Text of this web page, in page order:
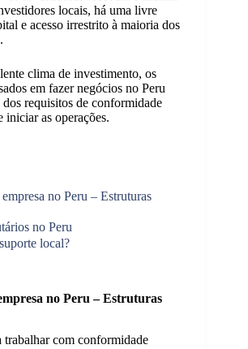
locais, há uma livre
e acesso irrestrito à maioria dos
clima de investimento, os
em fazer negócios no Peru
dos requisitos de conformidade
iniciar as operações.
no Peru – Estruturas
no Peru
local?
no Peru – Estruturas
trabalhar com conformidade